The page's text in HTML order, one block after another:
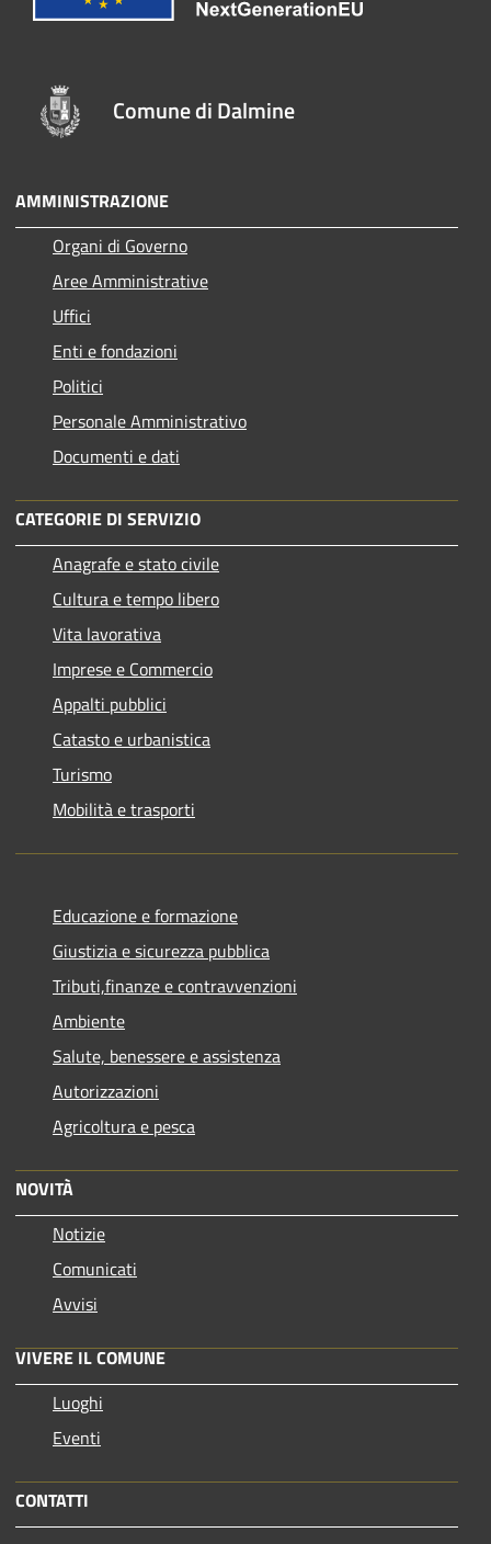
Comune di Dalmine
AMMINISTRAZIONE
Organi di Governo
Aree Amministrative
Uffici
Enti e fondazioni
Politici
Personale Amministrativo
Documenti e dati
CATEGORIE DI SERVIZIO
Anagrafe e stato civile
Cultura e tempo libero
Vita lavorativa
Imprese e Commercio
Appalti pubblici
Catasto e urbanistica
Turismo
Mobilità e trasporti
Educazione e formazione
Giustizia e sicurezza pubblica
Tributi,finanze e contravvenzioni
Ambiente
Salute, benessere e assistenza
Autorizzazioni
Agricoltura e pesca
NOVITÀ
Notizie
Comunicati
Avvisi
VIVERE IL COMUNE
Luoghi
Eventi
CONTATTI